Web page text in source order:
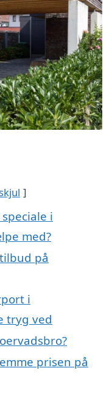
i
med?
på
i
tryg ved
prisen på